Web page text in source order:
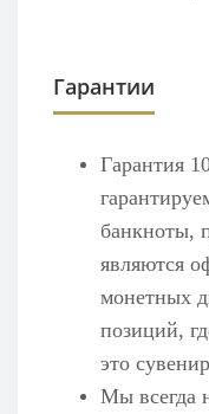
Гарантии
Гарантия
банкноты,
являются
монетных
позиций,
это
Мы всегда